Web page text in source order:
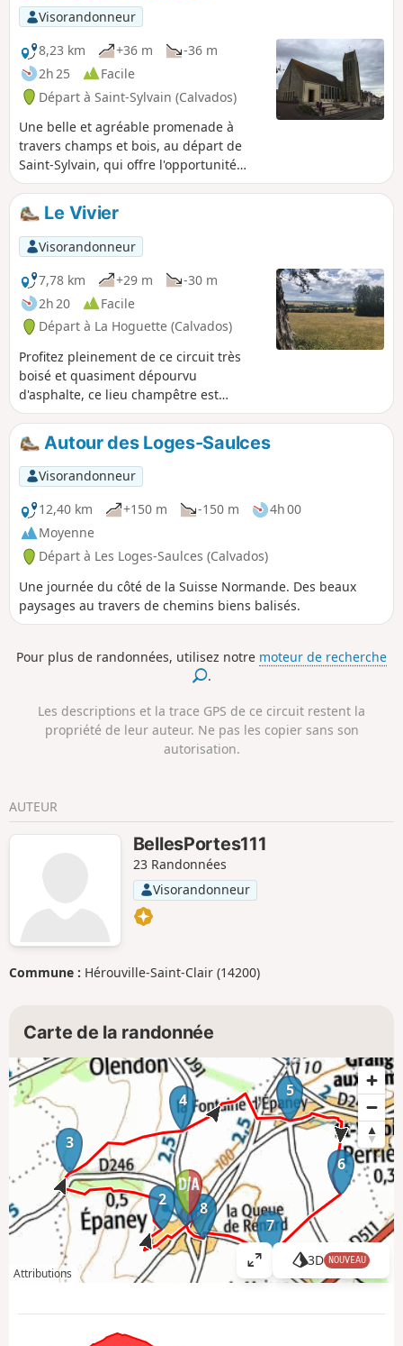
Visorandonneur
8,23 km
+36 m
-36 m
2h 25
Facile
Départ à Saint-Sylvain (Calvados)
Une belle et agréable promenade à
travers champs et bois, au départ de
Saint-Sylvain, qui offre l'opportunité
d'apprécier un patrimoine architectural
qui ne demande qu'à être découvert.
Le Vivier
Visorandonneur
7,78 km
+29 m
-30 m
2h 20
Facile
Départ à La Hoguette (Calvados)
Profitez pleinement de ce circuit très
boisé et quasiment dépourvu
d'asphalte, ce lieu champêtre est
l'endroit idéal pour se dépayser et
prendre un bon bol d'oxygène. Amis de
la nature et de la botanique vous serez
comblés, amis des belles demeures et
du patrimoine architectural vous serez
déçus.
Autour des Loges-Saulces
Visorandonneur
12,40 km
+150 m -150 m
4h 00
Moyenne
Départ à Les Loges-Saulces (Calvados)
Une journée du côté de la Suisse Normande. Des beaux
paysages au travers de chemins biens balisés.
Pour plus de randonnées, utilisez notre moteur de recherche
.
Les descriptions et la trace GPS de ce circuit restent la
propriété de leur auteur. Ne pas les copier sans son
autorisation.
AUTEUR
BellesPortes111
23 Randonnées
Visorandonneur
Commune : Hérouville-Saint-Clair (14200)
Carte de la randonnée
1
2
3
4 5
6
7
8
Attributions
A
ff
3D NOUVEAU